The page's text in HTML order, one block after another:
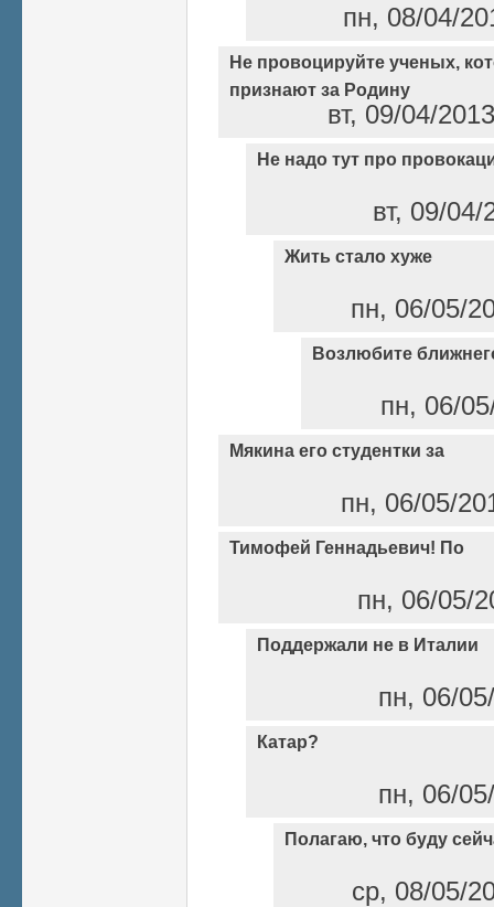
пн, 08/04/
Не провоцируйте ученых,
признают за Родину
вт, 09/04/
Не надо тут про
вт, 09/
Жить стало хуже
пн, 06/05/
Возлюбите
пн, 06/
Мякина его студентки за
пн, 06/05/
Тимофей Геннадьевич! По
пн, 06/05/
Поддержали не в Италии
пн, 06/
Катар?
пн, 06/
Полагаю, что буду
ср, 08/05/